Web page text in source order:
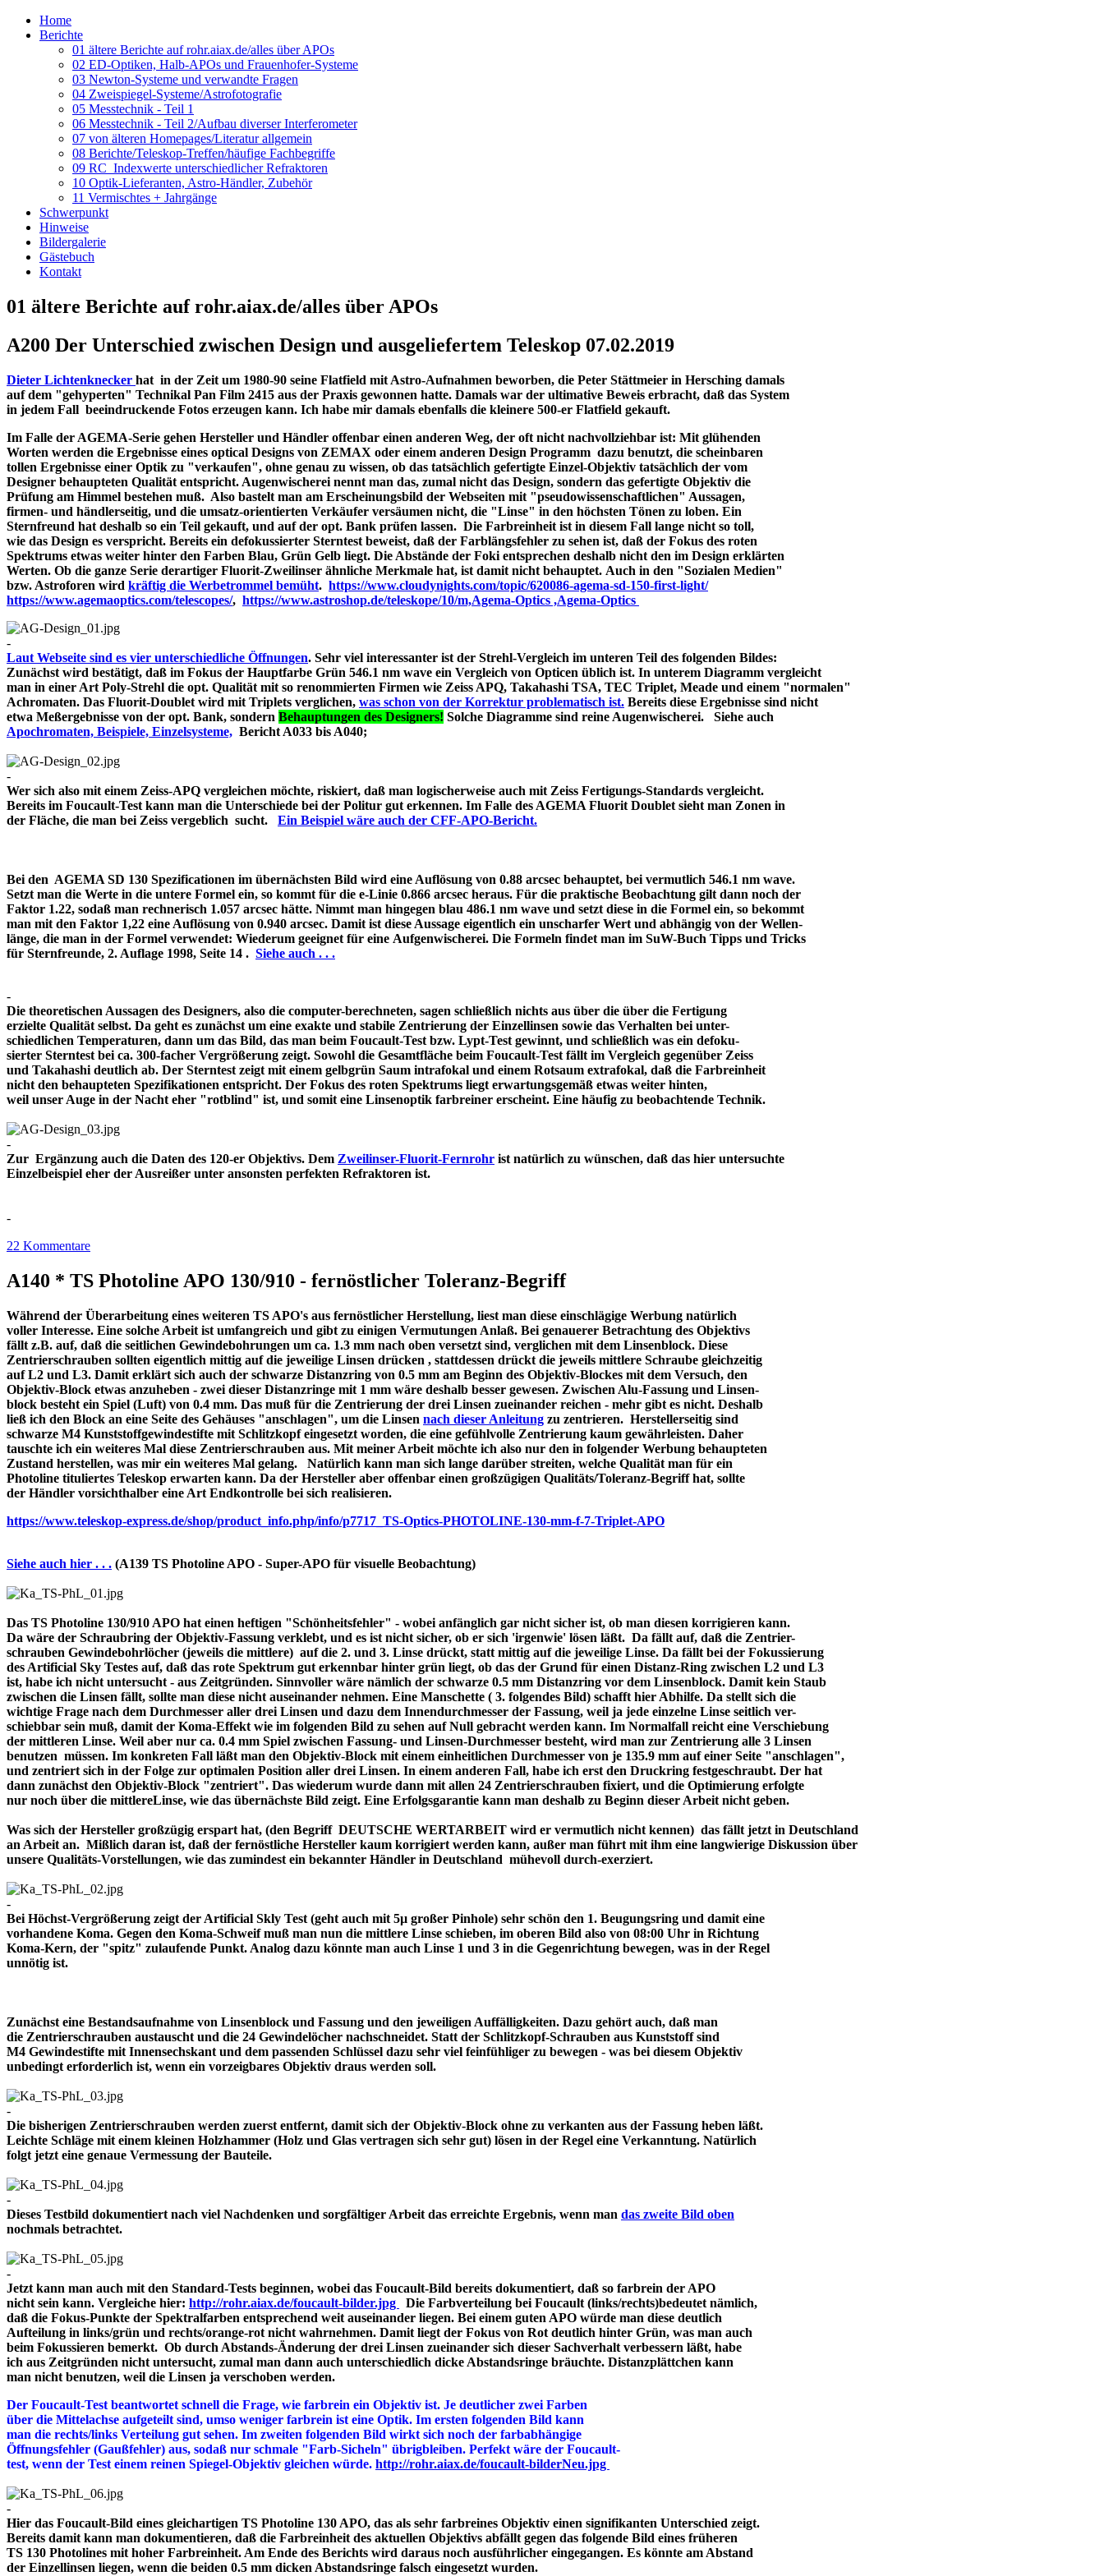
Home
Berichte
01 ältere Berichte auf rohr.aiax.de/alles über APOs
02 ED-Optiken, Halb-APOs und Frauenhofer-Systeme
03 Newton-Systeme und verwandte Fragen
04 Zweispiegel-Systeme/Astrofotografie
05 Messtechnik - Teil 1
06 Messtechnik - Teil 2/Aufbau diverser Interferometer
07 von älteren Homepages/Literatur allgemein
08 Berichte/Teleskop-Treffen/häufige Fachbegriffe
09 RC_Indexwerte unterschiedlicher Refraktoren
10 Optik-Lieferanten, Astro-Händler, Zubehör
11 Vermischtes + Jahrgänge
Schwerpunkt
Hinweise
Bildergalerie
Gästebuch
Kontakt
01 ältere Berichte auf rohr.aiax.de/alles über APOs
A200 Der Unterschied zwischen Design und ausgeliefertem Teleskop 07.02.2019
Dieter Lichtenknecker hat in der Zeit um 1980-90 seine Flatfield mit Astro-Aufnahmen beworben, die Peter Stättmeier in Hersching damals
auf dem "gehyperten" Technikal Pan Film 2415 aus der Praxis gewonnen hatte. Damals war der ultimative Beweis erbracht, daß das System
in jedem Fall beeindruckende Fotos erzeugen kann. Ich habe mir damals ebenfalls die kleinere 500-er Flatfield gekauft.
Im Falle der AGEMA-Serie gehen Hersteller und Händler offenbar einen anderen Weg, der oft nicht nachvollziehbar ist: Mit glühenden
Worten werden die Ergebnisse eines optical Designs von ZEMAX oder einem anderen Design Programm dazu benutzt, die scheinbaren
tollen Ergebnisse einer Optik zu "verkaufen", ohne genau zu wissen, ob das tatsächlich gefertigte Einzel-Objektiv tatsächlich der vom
Designer behaupteten Qualität entspricht. Augenwischerei nennt man das, zumal nicht das Design, sondern das gefertigte Objektiv die
Prüfung am Himmel bestehen muß. Also bastelt man am Erscheinungsbild der Webseiten mit "pseudowissenschaftlichen" Aussagen,
firmen- und händlerseitig, und die umsatz-orientierten Verkäufer versäumen nicht, die "Linse" in den höchsten Tönen zu loben. Ein
Sternfreund hat deshalb so ein Teil gekauft, und auf der opt. Bank prüfen lassen. Die Farbreinheit ist in diesem Fall lange nicht so toll,
wie das Design es verspricht. Bereits ein defokussierter Sterntest beweist, daß der Farblängsfehler zu sehen ist, daß der Fokus des roten
Spektrums etwas weiter hinter den Farben Blau, Grün Gelb liegt. Die Abstände der Foki entsprechen deshalb nicht den im Design erklärten
Werten. Ob die ganze Serie derartiger Fluorit-Zweilinser ähnliche Merkmale hat, ist damit nicht behauptet. Auch in den "Sozialen Medien"
bzw. Astroforen wird kräftig die Werbetrommel bemüht. https://www.cloudynights.com/topic/620086-agema-sd-150-first-light/
https://www.agemaoptics.com/telescopes/, https://www.astroshop.de/teleskope/10/m,Agema-Optics ,Agema-Optics
-
Laut Webseite sind es vier unterschiedliche Öffnungen. Sehr viel interessanter ist der Strehl-Vergleich im unteren Teil des folgenden Bildes:
Zunächst wird bestätigt, daß im Fokus der Hauptfarbe Grün 546.1 nm wave ein Vergleich von Opticen üblich ist. In unterem Diagramm vergleicht
man in einer Art Poly-Strehl die opt. Qualität mit so renommierten Firmen wie Zeiss APQ, Takahashi TSA, TEC Triplet, Meade und einem "normalen"
Achromaten. Das Fluorit-Doublet wird mit Triplets verglichen, was schon von der Korrektur problematisch ist. Bereits diese Ergebnisse sind nicht
etwa Meßergebnisse von der opt. Bank, sondern Behauptungen des Designers! Solche Diagramme sind reine Augenwischerei. Siehe auch
Apochromaten, Beispiele, Einzelsysteme, Bericht A033 bis A040;
-
Wer sich also mit einem Zeiss-APQ vergleichen möchte, riskiert, daß man logischerweise auch mit Zeiss Fertigungs-Standards vergleicht.
Bereits im Foucault-Test kann man die Unterschiede bei der Politur gut erkennen. Im Falle des AGEMA Fluorit Doublet sieht man Zonen in
der Fläche, die man bei Zeiss vergeblich sucht. Ein Beispiel wäre auch der CFF-APO-Bericht.
Bei den AGEMA SD 130 Spezificationen im übernächsten Bild wird eine Auflösung von 0.88 arcsec behauptet, bei vermutlich 546.1 nm wave.
Setzt man die Werte in die untere Formel ein, so kommt für die e-Linie 0.866 arcsec heraus. Für die praktische Beobachtung gilt dann noch der
Faktor 1.22, sodaß man rechnerisch 1.057 arcsec hätte. Nimmt man hingegen blau 486.1 nm wave und setzt diese in die Formel ein, so bekommt
man mit den Faktor 1,22 eine Auflösung von 0.940 arcsec. Damit ist diese Aussage eigentlich ein unscharfer Wert und abhängig von der Wellen-
länge, die man in der Formel verwendet: Wiederum geeignet für eine Aufgenwischerei. Die Formeln findet man im SuW-Buch Tipps und Tricks
für Sternfreunde, 2. Auflage 1998, Seite 14 . Siehe auch . . .
-
Die theoretischen Aussagen des Designers, also die computer-berechneten, sagen schließlich nichts aus über die über die Fertigung
erzielte Qualität selbst. Da geht es zunächst um eine exakte und stabile Zentrierung der Einzellinsen sowie das Verhalten bei unter-
schiedlichen Temperaturen, dann um das Bild, das man beim Foucault-Test bzw. Lypt-Test gewinnt, und schließlich was ein defoku-
sierter Sterntest bei ca. 300-facher Vergrößerung zeigt. Sowohl die Gesamtfläche beim Foucault-Test fällt im Vergleich gegenüber Zeiss
und Takahashi deutlich ab. Der Sterntest zeigt mit einem gelbgrün Saum intrafokal und einem Rotsaum extrafokal, daß die Farbreinheit
nicht den behaupteten Spezifikationen entspricht. Der Fokus des roten Spektrums liegt erwartungsgemäß etwas weiter hinten,
weil unser Auge in der Nacht eher "rotblind" ist, und somit eine Linsenoptik farbreiner erscheint. Eine häufig zu beobachtende Technik.
-
Zur Ergänzung auch die Daten des 120-er Objektivs. Dem Zweilinser-Fluorit-Fernrohr ist natürlich zu wünschen, daß das hier untersuchte
Einzelbeispiel eher der Ausreißer unter ansonsten perfekten Refraktoren ist.
-
22 Kommentare
A140 * TS Photoline APO 130/910 - fernöstlicher Toleranz-Begriff
Während der Überarbeitung eines weiteren TS APO's aus fernöstlicher Herstellung, liest man diese einschlägige Werbung natürlich
voller Interesse. Eine solche Arbeit ist umfangreich und gibt zu einigen Vermutungen Anlaß. Bei genauerer Betrachtung des Objektivs
fällt z.B. auf, daß die seitlichen Gewindebohrungen um ca. 1.3 mm nach oben versetzt sind, verglichen mit dem Linsenblock. Diese
Zentrierschrauben sollten eigentlich mittig auf die jeweilige Linsen drücken , stattdessen drückt die jeweils mittlere Schraube gleichzeitig
auf L2 und L3. Damit erklärt sich auch der schwarze Distanzring von 0.5 mm am Beginn des Objektiv-Blockes mit dem Versuch, den
Objektiv-Block etwas anzuheben - zwei dieser Distanzringe mit 1 mm wäre deshalb besser gewesen. Zwischen Alu-Fassung und Linsen-
block besteht ein Spiel (Luft) von 0.4 mm. Das muß für die Zentrierung der drei Linsen zueinander reichen - mehr gibt es nicht. Deshalb
ließ ich den Block an eine Seite des Gehäuses "anschlagen", um die Linsen nach dieser Anleitung zu zentrieren. Herstellerseitig sind
schwarze M4 Kunststoffgewindestifte mit Schlitzkopf eingesetzt worden, die eine gefühlvolle Zentrierung kaum gewährleisten. Daher
tauschte ich ein weiteres Mal diese Zentrierschrauben aus. Mit meiner Arbeit möchte ich also nur den in folgender Werbung behaupteten
Zustand herstellen, was mir ein weiteres Mal gelang. Natürlich kann man sich lange darüber streiten, welche Qualität man für ein
Photoline tituliertes Teleskop erwarten kann. Da der Hersteller aber offenbar einen großzügigen Qualitäts/Toleranz-Begriff hat, sollte
der Händler vorsichthalber eine Art Endkontrolle bei sich realisieren.
https://www.teleskop-express.de/shop/product_info.php/info/p7717_TS-Optics-PHOTOLINE-130-mm-f-7-Triplet-APO
Siehe auch hier . . . (A139 TS Photoline APO - Super-APO für visuelle Beobachtung)
Das TS Photoline 130/910 APO hat einen heftigen "Schönheitsfehler" - wobei anfänglich gar nicht sicher ist, ob man diesen korrigieren kann.
Da wäre der Schraubring der Objektiv-Fassung verklebt, und es ist nicht sicher, ob er sich 'irgenwie' lösen läßt. Da fällt auf, daß die Zentrier-
schrauben Gewindebohrlöcher (jeweils die mittlere) auf die 2. und 3. Linse drückt, statt mittig auf die jeweilige Linse. Da fällt bei der Fokussierung
des Artificial Sky Testes auf, daß das rote Spektrum gut erkennbar hinter grün liegt, ob das der Grund für einen Distanz-Ring zwischen L2 und L3
ist, habe ich nicht untersucht - aus Zeitgründen. Sinnvoller wäre nämlich der schwarze 0.5 mm Distanzring vor dem Linsenblock. Damit kein Staub
zwischen die Linsen fällt, sollte man diese nicht auseinander nehmen. Eine Manschette ( 3. folgendes Bild) schafft hier Abhilfe. Da stellt sich die
wichtige Frage nach dem Durchmesser aller drei Linsen und dazu dem Innendurchmesser der Fassung, weil ja jede einzelne Linse seitlich ver-
schiebbar sein muß, damit der Koma-Effekt wie im folgenden Bild zu sehen auf Null gebracht werden kann. Im Normalfall reicht eine Verschiebung
der mittleren Linse. Weil aber nur ca. 0.4 mm Spiel zwischen Fassung- und Linsen-Durchmesser besteht, wird man zur Zentrierung alle 3 Linsen
benutzen müssen. Im konkreten Fall läßt man den Objektiv-Block mit einem einheitlichen Durchmesser von je 135.9 mm auf einer Seite "anschlagen",
und zentriert sich in der Folge zur optimalen Position aller drei Linsen. In einem anderen Fall, habe ich erst den Druckring festgeschraubt. Der hat
dann zunächst den Objektiv-Block "zentriert". Das wiederum wurde dann mit allen 24 Zentrierschrauben fixiert, und die Optimierung erfolgte
nur noch über die mittlereLinse, wie das übernächste Bild zeigt. Eine Erfolgsgarantie kann man deshalb zu Beginn dieser Arbeit nicht geben.
Was sich der Hersteller großzügig erspart hat, (den Begriff DEUTSCHE WERTARBEIT wird er vermutlich nicht kennen) das fällt jetzt in Deutschland
an Arbeit an. Mißlich daran ist, daß der fernöstliche Hersteller kaum korrigiert werden kann, außer man führt mit ihm eine langwierige Diskussion über
unsere Qualitäts-Vorstellungen, wie das zumindest ein bekannter Händler in Deutschland mühevoll durch-exerziert.
-
Bei Höchst-Vergrößerung zeigt der Artificial Skly Test (geht auch mit 5µ großer Pinhole) sehr schön den 1. Beugungsring und damit eine
vorhandene Koma. Gegen den Koma-Schweif muß man nun die mittlere Linse schieben, im oberen Bild also von 08:00 Uhr in Richtung
Koma-Kern, der "spitz" zulaufende Punkt. Analog dazu könnte man auch Linse 1 und 3 in die Gegenrichtung bewegen, was in der Regel
unnötig ist.
Zunächst eine Bestandsaufnahme von Linsenblock und Fassung und den jeweiligen Auffälligkeiten. Dazu gehört auch, daß man
die Zentrierschrauben austauscht und die 24 Gewindelöcher nachschneidet. Statt der Schlitzkopf-Schrauben aus Kunststoff sind
M4 Gewindestifte mit Innensechskant und dem passenden Schlüssel dazu sehr viel feinfühliger zu bewegen - was bei diesem Objektiv
unbedingt erforderlich ist, wenn ein vorzeigbares Objektiv draus werden soll.
-
Die bisherigen Zentrierschrauben werden zuerst entfernt, damit sich der Objektiv-Block ohne zu verkanten aus der Fassung heben läßt.
Leichte Schläge mit einem kleinen Holzhammer (Holz und Glas vertragen sich sehr gut) lösen in der Regel eine Verkanntung. Natürlich
folgt jetzt eine genaue Vermessung der Bauteile.
-
Dieses Testbild dokumentiert nach viel Nachdenken und sorgfältiger Arbeit das erreichte Ergebnis, wenn man das zweite Bild oben
nochmals betrachtet.
-
Jetzt kann man auch mit den Standard-Tests beginnen, wobei das Foucault-Bild bereits dokumentiert, daß so farbrein der APO
nicht sein kann. Vergleiche hier: http://rohr.aiax.de/foucault-bilder.jpg
Die Farbverteilung bei Foucault (links/rechts)bedeutet nämlich,
daß die Fokus-Punkte der Spektralfarben entsprechend weit auseinander liegen. Bei einem guten APO würde man diese deutlich
Aufteilung in links/grün und rechts/orange-rot nicht wahrnehmen. Damit liegt der Fokus von Rot deutlich hinter Grün, was man auch
beim Fokussieren bemerkt. Ob durch Abstands-Änderung der drei Linsen zueinander sich dieser Sachverhalt verbessern läßt, habe
ich aus Zeitgründen nicht untersucht, zumal man dann auch unterschiedlich dicke Abstandsringe bräuchte. Distanzplättchen kann
man nicht benutzen, weil die Linsen ja verschoben werden.
Der Foucault-Test beantwortet schnell die Frage, wie farbrein ein Objektiv ist. Je deutlicher zwei Farben
über die Mittelachse aufgeteilt sind, umso weniger farbrein ist eine Optik. Im ersten folgenden Bild kann
man die rechts/links Verteilung gut sehen. Im zweiten folgenden Bild wirkt sich noch der farbabhängige
Öffnungsfehler (Gaußfehler) aus, sodaß nur schmale "Farb-Sicheln" übrigbleiben. Perfekt wäre der Foucault-
test, wenn der Test einem reinen Spiegel-Objektiv gleichen würde. http://rohr.aiax.de/foucault-bilderNeu.jpg
-
Hier das Foucault-Bild eines gleichartigen TS Photoline 130 APO, das als sehr farbreines Objektiv einen signifikanten Unterschied zeigt.
Bereits damit kann man dokumentieren, daß die Farbreinheit des aktuellen Objektivs abfällt gegen das folgende Bild eines früheren
TS 130 Photolines mit hoher Farbreinheit. Am Ende des Berichts wird daraus noch ausführlicher eingegangen. Es könnte am Abstand
der Einzellinsen liegen, wenn die beiden 0.5 mm dicken Abstandsringe falsch eingesetzt wurden.